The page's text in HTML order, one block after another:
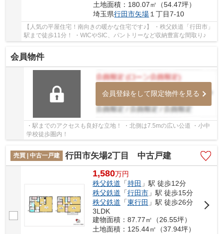
土地面積：180.07㎡（54.47坪）
埼玉県行田市矢場１丁目7-10
【人気の平屋住宅！南向きの暖かな住宅です♪】 ・秩父鉄道「行田市」
駅まで徒歩11分！ ・WICやSIC、パントリーなど収納豊富な間取り♪
会員物件
会員登録をして限定物件を見る
・駅までのアクセスも良好な立地！ ・北側は7.5mの広い公道 ・小中
学校徒歩圏内！
売買 | 中古一戸建 行田市矢場2丁目 中古戸建
1,580万円
秩父鉄道 「持田 」駅 徒歩12分
秩父鉄道 「行田市 」駅 徒歩15分
秩父鉄道 「東行田 」駅 徒歩26分
3LDK
建物面積：87.77㎡（26.55坪）
土地面積：125.44㎡（37.94坪）